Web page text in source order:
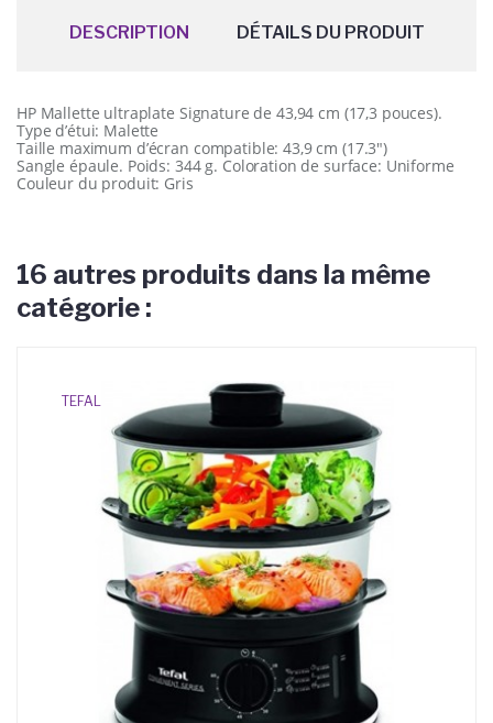
DESCRIPTION DÉTAILS DU PRODUIT
HP Mallette ultraplate Signature de 43,94 cm (17,3 pouces).
Type d’étui: Malette
Taille maximum d’écran compatible: 43,9 cm (17.3″)
Sangle épaule. Poids: 344 g. Coloration de surface: Uniforme
Couleur du produit: Gris
16 autres produits dans la même
catégorie :
TEFAL